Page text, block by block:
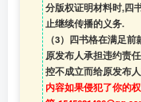
分版权证明材料时,四
止继续传播的义务.
（3）四书格在满足
原发布人承担违约责
控不成立而给原发布
内容如果侵犯了你的